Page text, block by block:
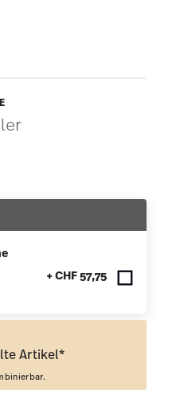
+ CHF 57,75
Artikel*